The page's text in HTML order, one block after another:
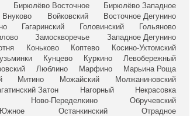
Бирюлёво Восточное
Бирюлёво Западное
Внуково Войковский
Восточное Дегунино
Гагаринский Головинский
Гольяново
Замоскворечье
Западное Дегунино
Коньково Коптево
Косино-Ухтомский
Кунцево Куркино
Левобережный
Люблино Марфино
Марьина Роща
Митино Можайский
Молжаниновский
Затон Нагорный
Некрасовка
Ново-Переделкино
Обручевский
Южное Останкинский
Отрадное